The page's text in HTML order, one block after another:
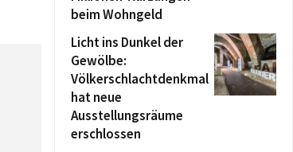
beim Wohngeld
Licht ins Dunkel der
Gewölbe:
Völkerschlachtdenkmal
hat neue
Ausstellungsräume
erschlossen